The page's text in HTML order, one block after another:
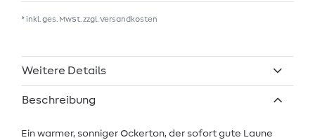
* inkl. ges. MwSt. zzgl. Versandkosten
Weitere Details
Beschreibung
Ein warmer, sonniger Ockerton, der sofort gute Laune